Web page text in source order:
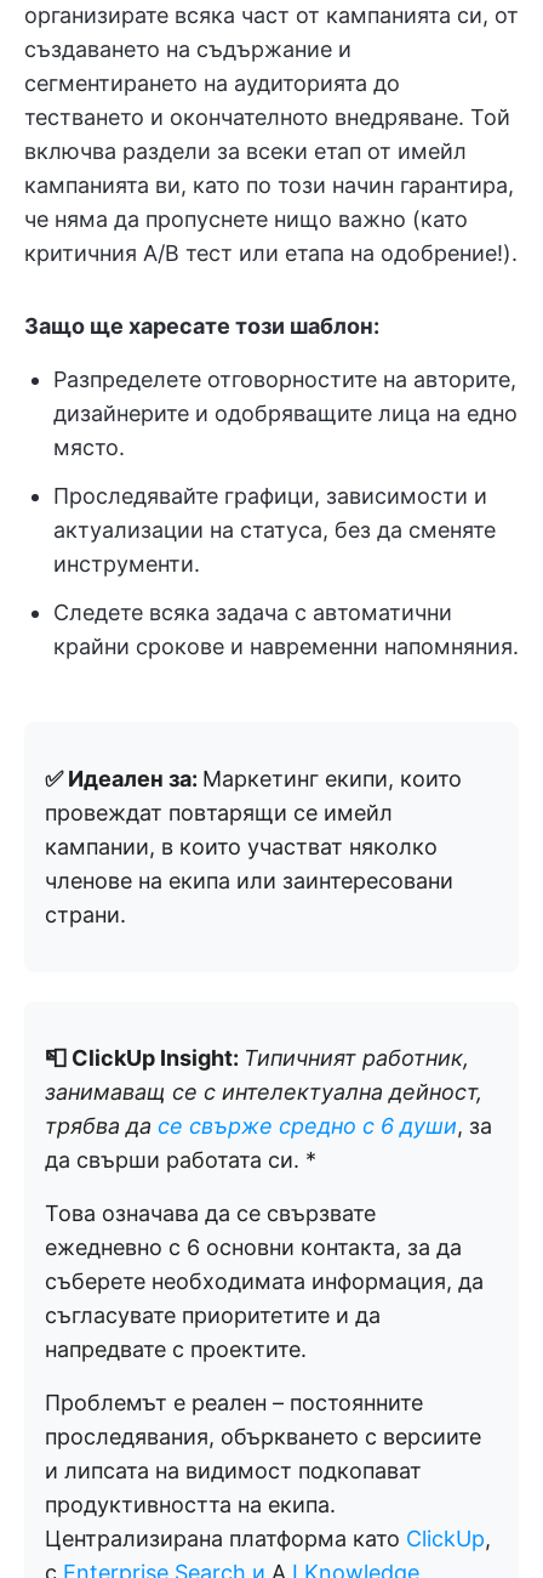
организирате всяка част от кампанията си, от
създаването на съдържание и
сегментирането на аудиторията до
тестването и окончателното внедряване. Той
включва раздели за всеки етап от имейл
кампанията ви, като по този начин гарантира,
че няма да пропуснете нищо важно (като
критичния A/B тест или етапа на одобрение!).
Защо ще харесате този шаблон:
Разпределете отговорностите на авторите,
дизайнерите и одобряващите лица на едно
място.
Проследявайте графици, зависимости и
актуализации на статуса, без да сменяте
инструменти.
Следете всяка задача с автоматични
крайни срокове и навременни напомняния.
✅ Идеален за: Маркетинг екипи, които
провеждат повтарящи се имейл
кампании, в които участват няколко
членове на екипа или заинтересовани
страни.
📮 ClickUp Insight: Типичният работник,
занимаващ се с интелектуална дейност,
трябва да се свърже средно с 6 души, за
да свърши работата си. *
Това означава да се свързвате
ежедневно с 6 основни контакта, за да
съберете необходимата информация, да
съгласувате приоритетите и да
напредвате с проектите.
Проблемът е реален – постоянните
проследявания, объркването с версиите
и липсата на видимост подкопават
продуктивността на екипа.
Централизирана платформа като ClickUp,
с Enterprise Search и A I Knowledge